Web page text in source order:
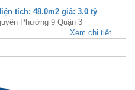
tích: 48.0m2 giá: 3.0 tỷ
Phường 9 Quận 3
Xem chi tiết